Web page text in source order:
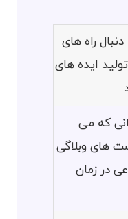
راه های
ایده های
که می
های وبلاگی
در زمان